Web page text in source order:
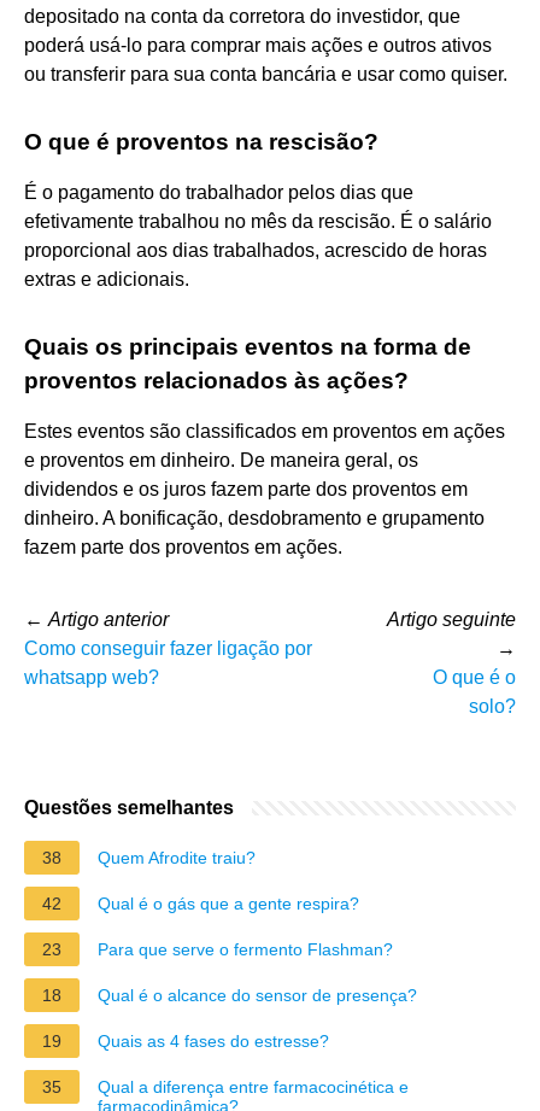
depositado na conta da corretora do investidor, que
poderá usá-lo para comprar mais ações e outros ativos
ou transferir para sua conta bancária e usar como quiser.
O que é proventos na rescisão?
É o pagamento do trabalhador pelos dias que
efetivamente trabalhou no mês da rescisão. É o salário
proporcional aos dias trabalhados, acrescido de horas
extras e adicionais.
Quais os principais eventos na forma de
proventos relacionados às ações?
Estes eventos são classificados em proventos em ações
e proventos em dinheiro. De maneira geral, os
dividendos e os juros fazem parte dos proventos em
dinheiro. A bonificação, desdobramento e grupamento
fazem parte dos proventos em ações.
← Artigo anterior
Como conseguir fazer ligação por
whatsapp web?
Artigo seguinte
→
O que é o
solo?
Questões semelhantes
38 Quem Afrodite traiu?
42 Qual é o gás que a gente respira?
23 Para que serve o fermento Flashman?
18 Qual é o alcance do sensor de presença?
19 Quais as 4 fases do estresse?
35
Qual a diferença entre farmacocinética e
farmacodinâmica?